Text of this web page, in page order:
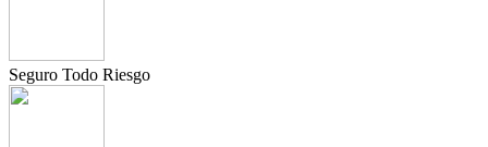
Seguro Todo Riesgo